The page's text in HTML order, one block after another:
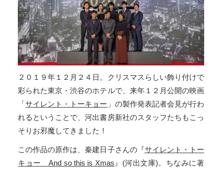
２０１９年１２月２４日。クリスマスらしい飾り付けで
彩られた東京・渋谷のホテルで、来年１２月公開の映画
「サイレント・トーキョー 」の製作発表記者会見が行わ
れるということで、河出書房新社のスタッフたちもこっ
そりお邪魔してきました！
この作品の原作は、秦建日子さんの『サイレント・トー
キョー And so this is Xmas 』(河出文庫)。ちなみに著